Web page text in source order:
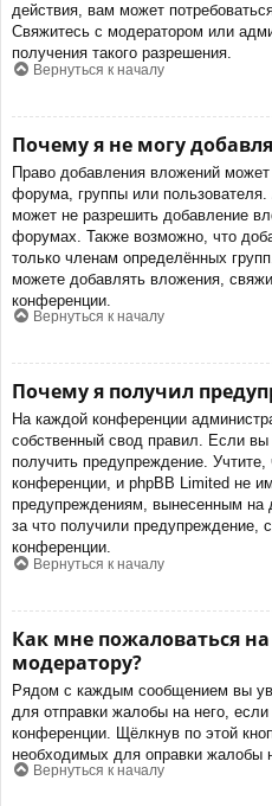
действия, вам может
Свяжитесь с модератором или
получения такого разрешения.
Вернуться к началу
Почему я не могу
Право добавления вложений
форума, группы или
может не разрешить добавление
форумах. Также возможно, что
только членам определённых
можете добавлять вложения,
конференции.
Вернуться к началу
Почему я получил
На каждой конференции
собственный свод правил. Если
получить предупреждение.
конференции, и phpBB Limited не
предупреждениям, вынесенным на
за что получили предупреждение,
конференции.
Вернуться к началу
Как мне пожаловаться
модератору?
Рядом с каждым сообщением вы
для отправки жалобы на него,
конференции. Щёлкнув по этой
необходимых для оправки жалобы
Вернуться к началу